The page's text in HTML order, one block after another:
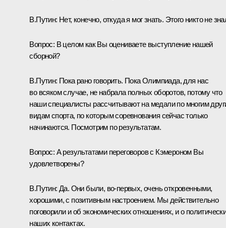
В.Путин: Нет, конечно, откуда я мог знать. Этого никто не
Вопрос: В целом как Вы оцениваете выступление нашей
сборной?
В.Путин: Пока рано говорить. Пока Олимпиада, для нас
во всяком случае, не набрала полных оборотов, потому что
наши специалисты рассчитывают на медали по многим
видам спорта, по которым соревнования сейчас только
начинаются. Посмотрим по результатам.
Вопрос: А результатами переговоров с КэмерономВы
удовлетворены?
В.Путин: Да. Они были, во‑первых, очень откровенными,
хорошими, с позитивным настроением. Мы действительно
поговорили и об экономических отношениях, и о
наших контактах.